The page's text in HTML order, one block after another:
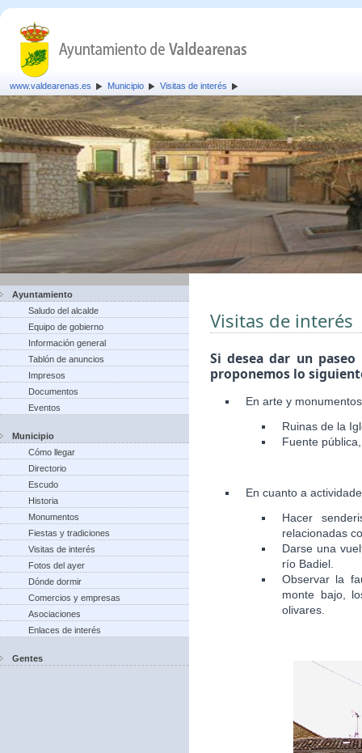
www.valdearenas.es Municipio Visitas de interés
Ayuntamiento
Saludo del alcalde
Equipo de gobierno
Información general
Tablón de anuncios
Impresos
Documentos
Eventos
Municipio
Cómo llegar
Directorio
Escudo
Historia
Monumentos
Fiestas y tradiciones
Visitas de interés
Fotos del ayer
Dónde dormir
Comercios y empresas
Asociaciones
Enlaces de interés
Gentes
Visitas de interés
Si desea dar un
proponemos lo
En arte y
Ruinas de la
Fuente
En cuanto a
Hacer
relacionadas
Darse una
río Badiel.
Observar la
monte bajo,
olivares.